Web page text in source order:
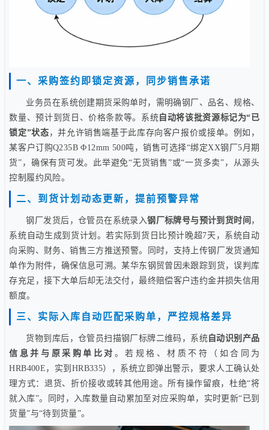
一、采购签约即锁定资源，同步销售承诺
业务员在系统创建期货采购单时，需明确钢厂、品名、规格、
数量、预计到货日、价格条款等。系统自动将该批资源标记为“已
锁定”状态 ，并允许销售端基于此库存向客户报价或接单。例如，
某客户订购Q235B Φ12mm 500吨，销售可选择“绑定XX钢厂5月期
货”，确保有货可发。此举避免“无货销售”或“一货多卖”，从源头
控制履约风险。
二、到货计划动态更新，提前预警异常
钢厂发货后，仓管员在系统录入钢厂标牌号与预计到货时间 ，
系统自动生成到货计划。若实际到货日比预计晚超7天，系统自动
向采购、财务、销售三方推送预警。同时，支持上传钢厂发货通知
单作为附件，确保信息可溯。某华东钢贸曾因未跟踪到货，误判库
存充足，接下大单后却无法交付，最终赔偿客户违约金并损失信用
额度。
三、实际入库自动匹配采购单，严控规格差异
货物到库后，仓管员扫描钢厂标牌二维码，系统自动识别产品
信息并与原采购单比对 。若规格、材质不符（如合同为
HRB400E，实到HRB335），系统立即弹出警示，要求人工确认处
理方式：退货、折价接收或转其他用途。所有操作留痕，杜绝“将
就入库”。同时，入库数量自动累加至对应采购单，实时更新“已到
货量”与“待到货量”。